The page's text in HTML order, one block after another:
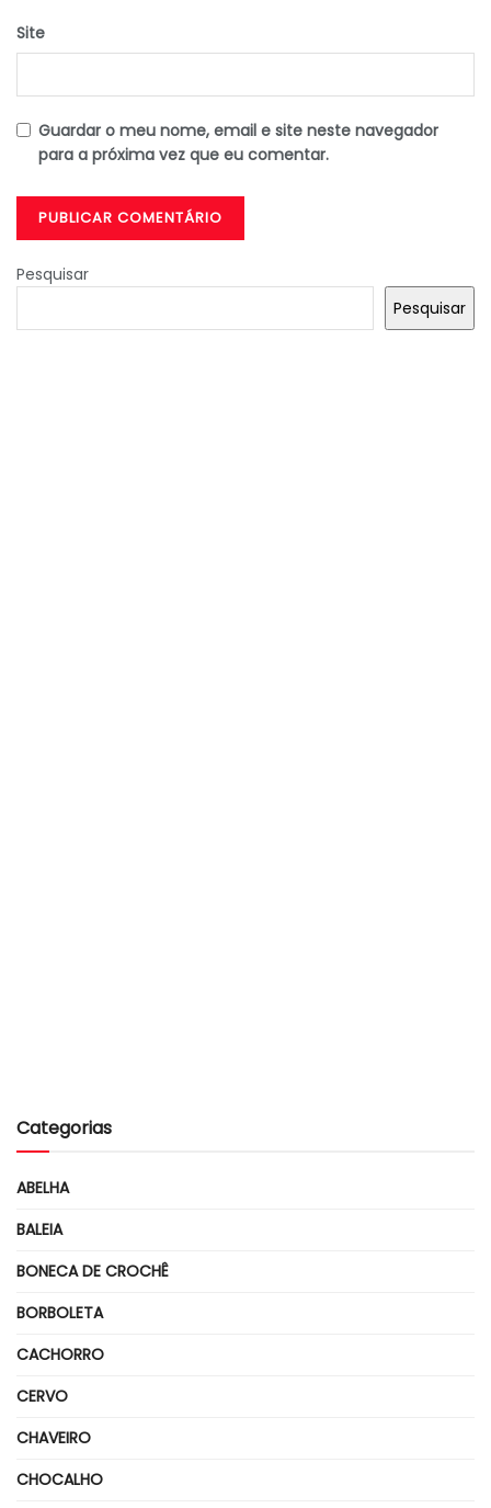
Site
Guardar o meu nome, email e site neste navegador
para a próxima vez que eu comentar.
Pesquisar
Pesquisar
Categorias
ABELHA
BALEIA
BONECA DE CROCHÊ
BORBOLETA
CACHORRO
CERVO
CHAVEIRO
CHOCALHO